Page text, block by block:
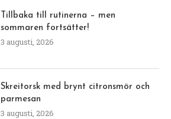
Tillbaka till rutinerna – men
sommaren fortsätter!
3 augusti, 2026
Skreitorsk med brynt citronsmör och
parmesan
3 augusti, 2026